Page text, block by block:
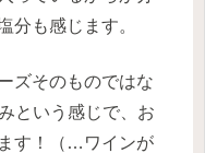
分も感じます。
ズそのものではな
という感じで、お
す！（…ワインが